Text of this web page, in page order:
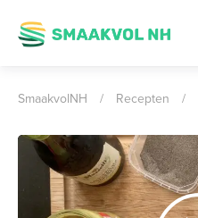
SmaakvolNH / Recepten /